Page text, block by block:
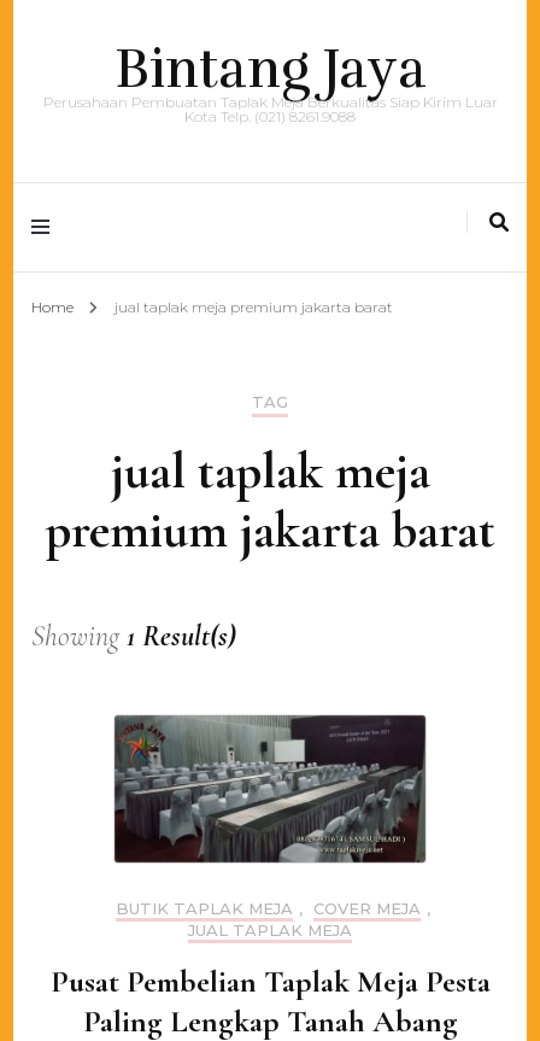
Bintang Jaya
Perusahaan Pembuatan Taplak Meja Berkualitas Siap Kirim Luar
Kota Telp. (021) 8261.9088
Home jual taplak meja premium jakarta barat
TAG
jual taplak meja
premium jakarta barat
Showing1 Result(s)
BUTIK TAPLAK MEJA , COVER MEJA ,
JUAL TAPLAK MEJA
Pusat Pembelian Taplak Meja Pesta
Paling Lengkap Tanah Abang